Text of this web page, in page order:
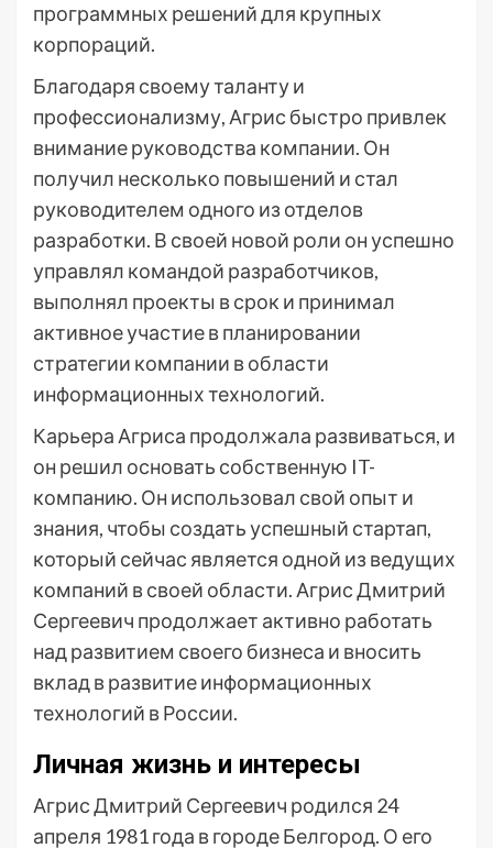
программных решений для крупных
корпораций.
Благодаря своему таланту и
профессионализму, Агрис быстро привлек
внимание руководства компании. Он
получил несколько повышений и стал
руководителем одного из отделов
разработки. В своей новой роли он успешно
управлял командой разработчиков,
выполнял проекты в срок и принимал
активное участие в планировании
стратегии компании в области
информационных технологий.
Карьера Агриса продолжала развиваться, и
он решил основать собственную IT-
компанию. Он использовал свой опыт и
знания, чтобы создать успешный стартап,
который сейчас является одной из ведущих
компаний в своей области. Агрис Дмитрий
Сергеевич продолжает активно работать
над развитием своего бизнеса и вносить
вклад в развитие информационных
технологий в России.
Личная жизнь и интересы
Агрис Дмитрий Сергеевич родился 24
апреля 1981 года в городе Белгород. О его